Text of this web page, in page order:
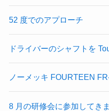
52 度でのアプローチ
ドライバーのシャフトを
ノーメッキ FOURTEEN
8 月の研修会に参加してき